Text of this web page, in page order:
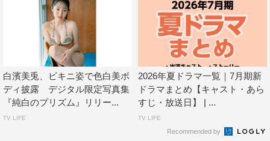
白濱美兎、ビキニ姿で色白美ボ
ディ披露 デジタル限定写真集
『純白のプリズム』リリー...
TV LIFE
2026年夏ドラマ一覧｜7月期新
ドラマまとめ【キャスト・あら
すじ・放送日】 | ...
TV LIFE
Recommended by